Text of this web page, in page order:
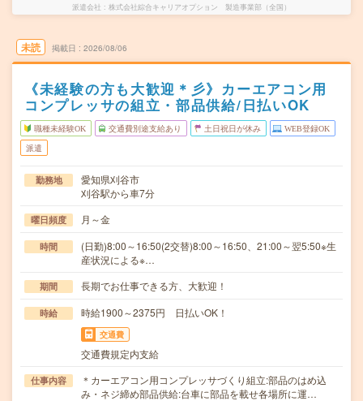
派遣会社 株式会社綜合キャリアオプション 製造事業部（全国）
未読 掲載日 2026/08/06
《未経験の方も大歓迎＊彡》カーエアコン用
コンプレッサの組立・部品供給/日払いOK
職種未経験OK 交通費別途支給あり 土日祝日が休み WEB登録OK
派遣
勤務地
愛知県刈谷市
刈谷駅から車7分
曜日頻度 月～金
時間
(日勤)8:00～16:50(2交替)8:00～16:50、21:00～翌5:50※生
産状況による※…
期間 長期でお仕事できる方、大歓迎！
時給 時給1900～2375円 日払いOK！
交通費
交通費規定内支給
仕事内容
＊カーエアコン用コンプレッサづくり組立:部品のはめ込
み・ネジ締め部品供給:台車に部品を載せ各場所に運…